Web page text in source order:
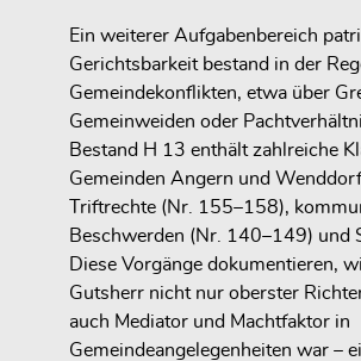
Ein weiterer Aufgabenbereich
Gerichtsbarkeit bestand in der
Gemeindekonflikten, etwa über
Gemeinweiden oder
Bestand H 13 enthält zahlreiche
Gemeinden Angern und
Triftrechte (Nr. 155–158),
Beschwerden (Nr. 140–149) und
Diese Vorgänge dokumentieren,
Gutsherr nicht nur oberster
auch Mediator und Machtfaktor in
Gemeindeangelegenheiten war –